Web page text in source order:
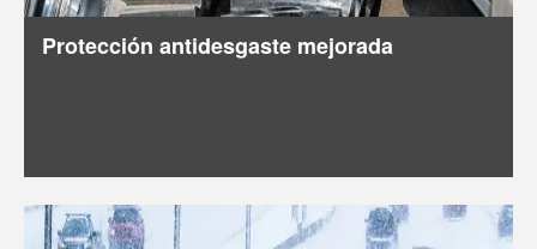
Protección antidesgaste mejorada